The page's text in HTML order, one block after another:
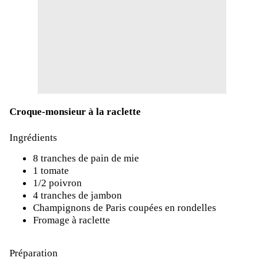
Croque-monsieur à la raclette
Ingrédients
8 tranches de pain de mie
1 tomate
1/2 poivron
4 tranches de jambon
Champignons de Paris coupées en rondelles
Fromage à raclette
Préparation